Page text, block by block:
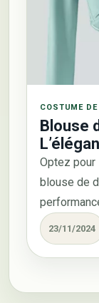
COSTUME
Blouse
Optez pour
blouse de
23/11/2024